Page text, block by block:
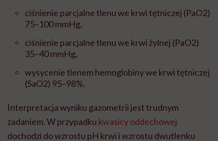
ciśnienie parcjalne tlenu we krwi tętniczej (PaO2)
75–100 mmHg,
ciśnienie parcjalne tlenu we krwi żylnej (PaO2)
35–40 mmHg,
wysycenie tlenem hemoglobiny we krwi tętniczej
(SaO2) 95–98%.
Interpretacja wyniku gazometrii jest trudnym
zadaniem. W przypadku kwasicy oddechowej
dochodzi do wzrostu pH krwi i wzrostu dwutlenku